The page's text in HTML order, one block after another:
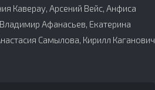
Каверау, Арсений Вейс, Анфиса
Афанасьев, Екатерина
Самылова, Кирилл Каганович